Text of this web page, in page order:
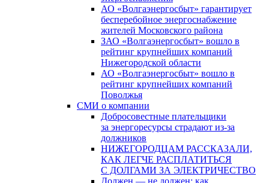
АО «Волгаэнергосбыт» гарантирует
бесперебойное энергоснабжение
жителей Московского района
ЗАО «Волгаэнергосбыт» вошло в
рейтинг крупнейших компаний
Нижегородской области
АО «Волгаэнергосбыт» вошло в
рейтинг крупнейших компаний
Поволжья
СМИ о компании
Добросовестные плательщики
за энергоресурсы страдают из-за
должников
НИЖЕГОРОДЦАМ РАССКАЗАЛИ,
КАК ЛЕГЧЕ РАСПЛАТИТЬСЯ
С ДОЛГАМИ ЗА ЭЛЕКТРИЧЕСТВО